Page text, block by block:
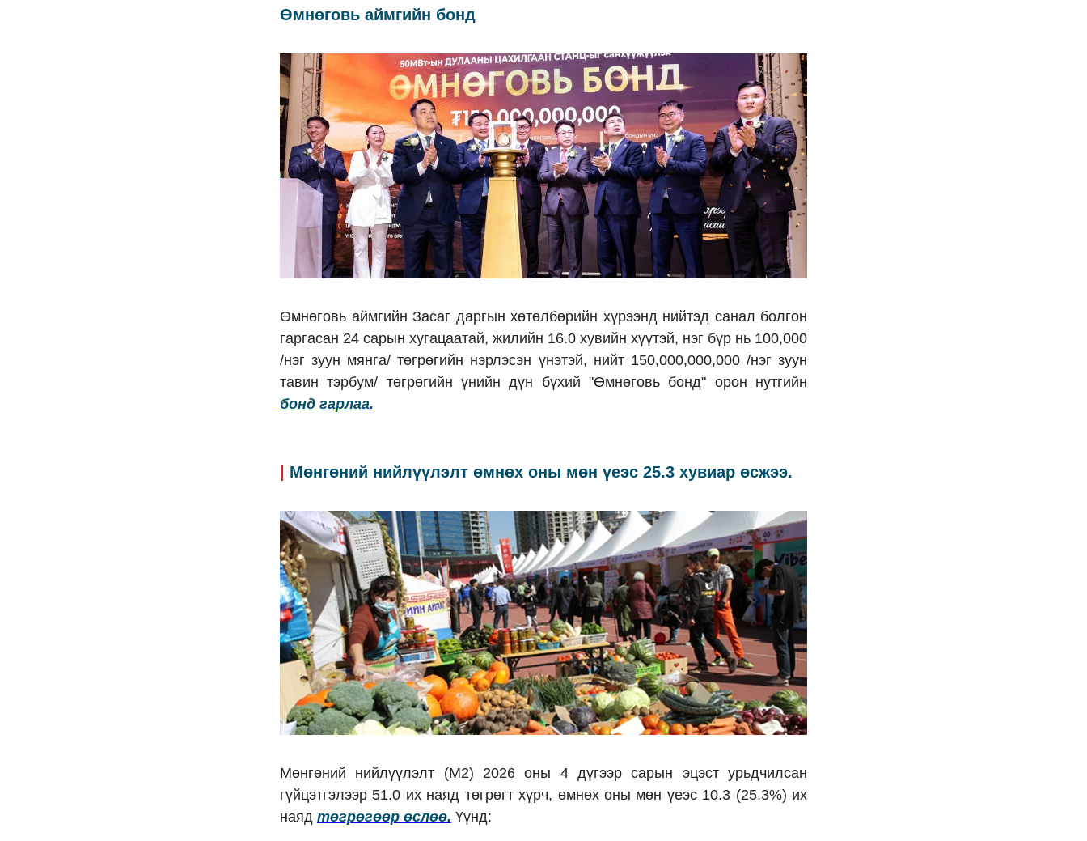
Өмнөговь аймгийн бонд
Өмнөговь аймгийн Засаг даргын хөтөлбөрийн хүрээнд нийтэд санал болгон
гаргасан 24 сарын хугацаатай, жилийн 16.0 хувийн хүүтэй, нэг бүр нь 100,000
/нэг зуун мянга/ төгрөгийн нэрлэсэн үнэтэй, нийт 150,000,000,000 /нэг зуун
тавин тэрбум/ төгрөгийн үнийн дүн бүхий "Өмнөговь бонд" орон нутгийн
бонд гарлаа.
Мөнгөний нийлүүлэлт өмнөх оны мөн үеэс 25.3 хувиар өсжээ.
Mөнгөний нийлүүлэлт (M2) 2026 оны 4 дүгээр сарын эцэст урьдчилсан
гүйцэтгэлээр 51.0 их наяд төгрөгт хүрч, өмнөх оны мөн үеэс 10.3 (25.3%) их
наяд төгрөгөөр өслөө. Үүнд: